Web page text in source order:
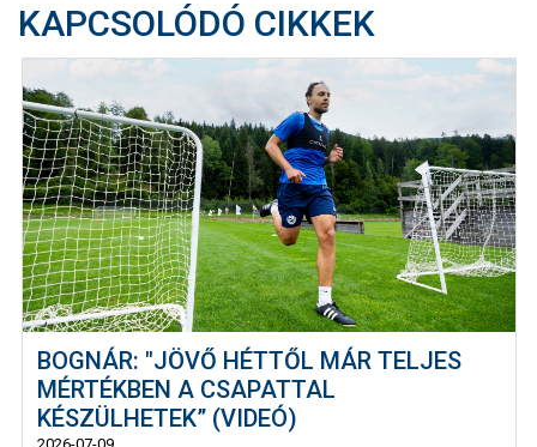
KAPCSOLÓDÓ CIKKEK
BOGNÁR: "JÖVŐ HÉTTŐL MÁR TELJES
MÉRTÉKBEN A CSAPATTAL
KÉSZÜLHETEK” (VIDEÓ)